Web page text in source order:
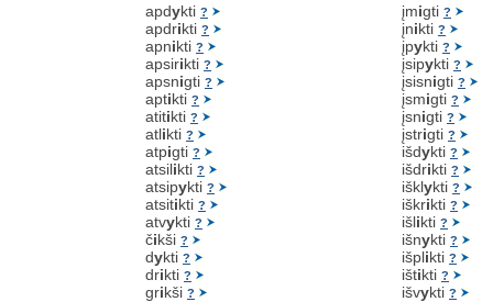
apdykti ?
apdrikti ?
apnikti ?
apsirikti ?
apsnigti ?
aptikti ?
atitikti ?
atlikti ?
atpigti ?
atsilikti ?
atsipykti ?
atsitikti ?
atvykti ?
čikši ?
dykti ?
drikti ?
grikši ?
įmigti ?
įnikti ?
įpykti ?
įsipykti ?
įsisnigti ?
įsmigti ?
įsnigti ?
įstrigti ?
išdykti ?
išdrikti ?
išklykti ?
iškrikti ?
išlikti ?
išnykti ?
išplikti ?
ištikti ?
išvykti ?